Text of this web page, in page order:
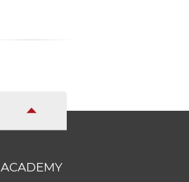
ACADEMY